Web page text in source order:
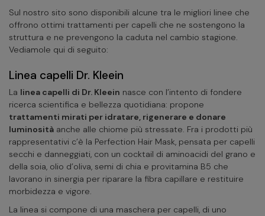
Sul nostro sito sono disponibili alcune tra le migliori linee che
offrono ottimi trattamenti per capelli che ne sostengono la
struttura e ne prevengono la caduta nel cambio stagione.
Vediamole qui di seguito:
Linea capelli Dr. Kleein
La linea capelli di Dr. Kleein nasce con l’intento di fondere
ricerca scientifica e bellezza quotidiana: propone
trattamenti mirati per idratare, rigenerare e donare
luminosità anche alle chiome più stressate. Fra i prodotti più
rappresentativi c’è la Perfection Hair Mask, pensata per capelli
secchi e danneggiati, con un cocktail di aminoacidi del grano e
della soia, olio d’oliva, semi di chia e provitamina B5 che
lavorano in sinergia per riparare la fibra capillare e restituire
morbidezza e vigore.
La linea si compone di una maschera per capelli, di uno